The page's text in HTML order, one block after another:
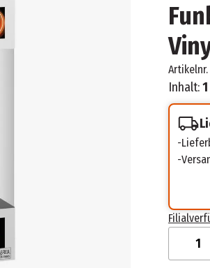
Artikelnr.
Inhalt:
1